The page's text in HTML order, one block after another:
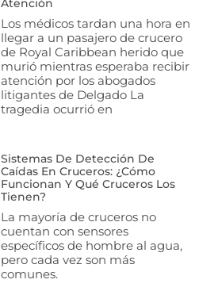
Atención
Los médicos tardan una hora en
llegar a un pasajero de crucero
de Royal Caribbean herido que
murió mientras esperaba recibir
atención por los abogados
litigantes de Delgado La
tragedia ocurrió en
Sistemas De Detección De
Caídas En Cruceros: ¿cómo
Funcionan Y Qué Cruceros Los
Tienen?
La mayoría de cruceros no
cuentan con sensores
específicos de hombre al agua,
pero cada vez son más
comunes.